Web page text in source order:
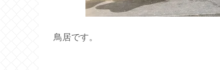
鳥居です。